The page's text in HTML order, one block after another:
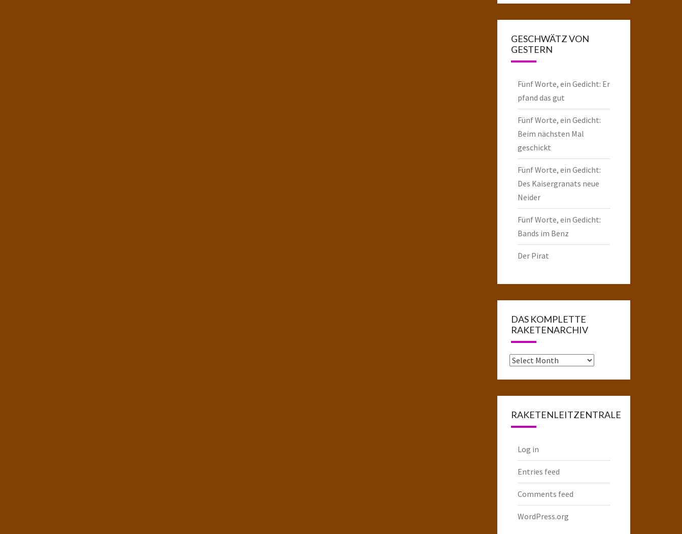
GESCHWÄTZ VON
GESTERN
Fünf Worte, ein Gedicht: Er
pfand das gut
Fünf Worte, ein Gedicht:
Beim nächsten Mal
geschickt
Fünf Worte, ein Gedicht:
Des Kaisergranats neue
Neider
Fünf Worte, ein Gedicht:
Bands im Benz
Der Pirat
DAS KOMPLETTE
RAKETENARCHIV
Das
RAKETENLEITZENTRALE
Log in
Entries feed
Comments feed
WordPress.org